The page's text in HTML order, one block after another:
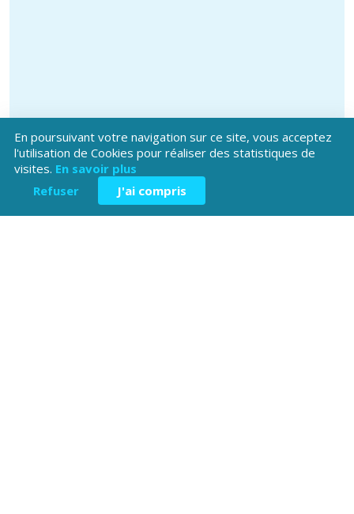
En poursuivant votre navigation sur ce site, vous acceptez
l'utilisation de Cookies pour réaliser des statistiques de
visites. En savoir plus
Refuser
J'ai compris